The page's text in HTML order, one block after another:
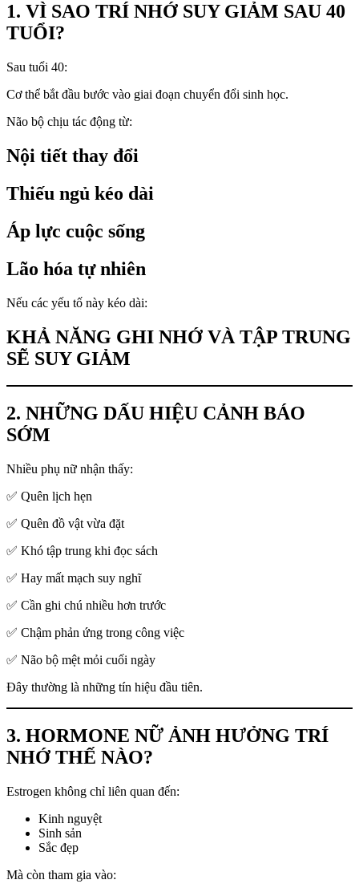
1. VÌ SAO TRÍ NHỚ SUY GIẢM SAU 40
TUỔI?
Sau tuổi 40:
Cơ thể bắt đầu bước vào giai đoạn chuyển đổi sinh học.
Não bộ chịu tác động từ:
Nội tiết thay đổi
Thiếu ngủ kéo dài
Áp lực cuộc sống
Lão hóa tự nhiên
Nếu các yếu tố này kéo dài:
KHẢ NĂNG GHI NHỚ VÀ TẬP TRUNG
SẼ SUY GIẢM
2. NHỮNG DẤU HIỆU CẢNH BÁO
SỚM
Nhiều phụ nữ nhận thấy:
✅ Quên lịch hẹn
✅ Quên đồ vật vừa đặt
✅ Khó tập trung khi đọc sách
✅ Hay mất mạch suy nghĩ
✅ Cần ghi chú nhiều hơn trước
✅ Chậm phản ứng trong công việc
✅ Não bộ mệt mỏi cuối ngày
Đây thường là những tín hiệu đầu tiên.
3. HORMONE NỮ ẢNH HƯỞNG TRÍ
NHỚ THẾ NÀO?
Estrogen không chỉ liên quan đến:
Kinh nguyệt
Sinh sản
Sắc đẹp
Mà còn tham gia vào: